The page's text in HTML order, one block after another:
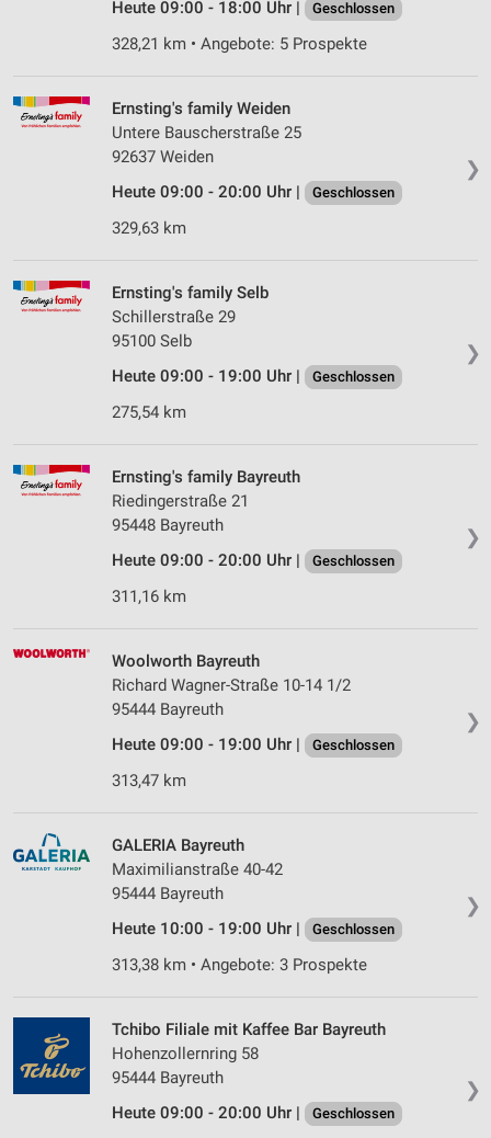
Heute 09:00 - 18:00 Uhr | Geschlossen
328,21 km • Angebote: 5 Prospekte
❯
Ernsting's family Weiden
Untere Bauscherstraße 25
92637 Weiden
Heute 09:00 - 20:00 Uhr |
Geschlossen
329,63 km
❯
Ernsting's family Selb
Schillerstraße 29
95100 Selb
Heute 09:00 - 19:00 Uhr |
Geschlossen
275,54 km
❯
Ernsting's family Bayreuth
Riedingerstraße 21
95448 Bayreuth
Heute 09:00 - 20:00 Uhr |
Geschlossen
311,16 km
❯
Woolworth Bayreuth
Richard Wagner-Straße 10-14 1/2
95444 Bayreuth
Heute 09:00 - 19:00 Uhr |
Geschlossen
313,47 km
❯
GALERIA Bayreuth
Maximilianstraße 40-42
95444 Bayreuth
Heute 10:00 - 19:00 Uhr |
Geschlossen
313,38 km • Angebote: 3 Prospekte
❯
Tchibo Filiale mit Kaffee Bar Bayreuth
Hohenzollernring 58
95444 Bayreuth
Heute 09:00 - 20:00 Uhr |
Geschlossen